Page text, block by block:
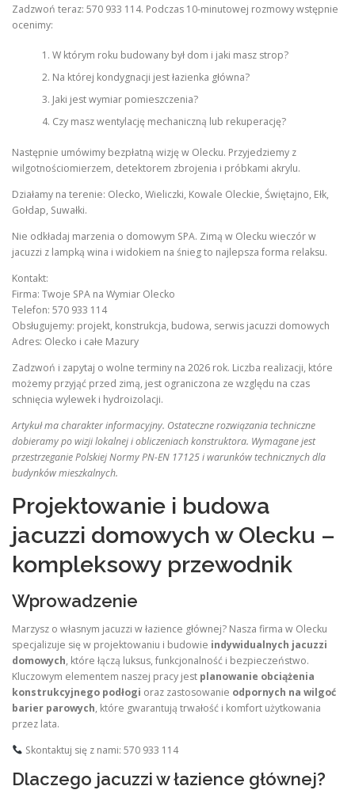
Zadzwoń teraz: 570 933 114. Podczas 10-minutowej rozmowy wstępnie
ocenimy:
W którym roku budowany był dom i jaki masz strop?
Na której kondygnacji jest łazienka główna?
Jaki jest wymiar pomieszczenia?
Czy masz wentylację mechaniczną lub rekuperację?
Następnie umówimy bezpłatną wizję w Olecku. Przyjedziemy z
wilgotnościomierzem, detektorem zbrojenia i próbkami akrylu.
Działamy na terenie: Olecko, Wieliczki, Kowale Oleckie, Świętajno, Ełk,
Gołdap, Suwałki.
Nie odkładaj marzenia o domowym SPA. Zimą w Olecku wieczór w
jacuzzi z lampką wina i widokiem na śnieg to najlepsza forma relaksu.
Kontakt:
Firma: Twoje SPA na Wymiar Olecko
Telefon: 570 933 114
Obsługujemy: projekt, konstrukcja, budowa, serwis jacuzzi domowych
Adres: Olecko i całe Mazury
Zadzwoń i zapytaj o wolne terminy na 2026 rok. Liczba realizacji, które
możemy przyjąć przed zimą, jest ograniczona ze względu na czas
schnięcia wylewek i hydroizolacji.
Artykuł ma charakter informacyjny. Ostateczne rozwiązania techniczne
dobieramy po wizji lokalnej i obliczeniach konstruktora. Wymagane jest
przestrzeganie Polskiej Normy PN-EN 17125 i warunków technicznych dla
budynków mieszkalnych.
Projektowanie i budowa
jacuzzi domowych w Olecku –
kompleksowy przewodnik
Wprowadzenie
Marzysz o własnym jacuzzi w łazience głównej? Nasza firma w Olecku
specjalizuje się w projektowaniu i budowie indywidualnych jacuzzi
domowych, które łączą luksus, funkcjonalność i bezpieczeństwo.
Kluczowym elementem naszej pracy jest planowanie obciążenia
konstrukcyjnego podłogi oraz zastosowanie odpornych na wilgoć
barier parowych, które gwarantują trwałość i komfort użytkowania
przez lata.
Skontaktuj się z nami: 570 933 114
Dlaczego jacuzzi w łazience głównej?